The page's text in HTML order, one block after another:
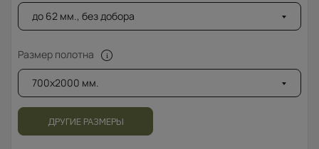
до 62 мм., без добора
Размер полотна
700x2000 мм.
ДРУГИЕ РАЗМЕРЫ